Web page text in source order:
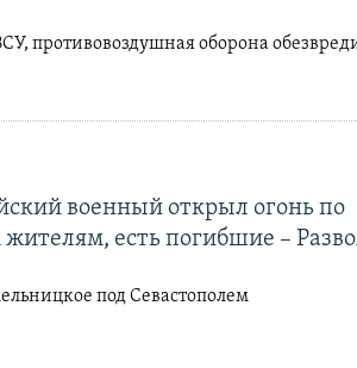
противовоздушная оборона
военный открыл огонь по
есть погибшие –
под Севастополем